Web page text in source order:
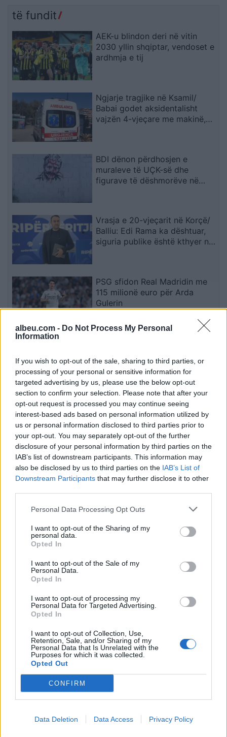
albeu.com - Do Not Process My Personal
Information
If you wish to opt-out of the sale, sharing to third parties, or
processing of your personal or sensitive information for
targeted advertising by us, please use the below opt-out
section to confirm your selection. Please note that after your
opt-out request is processed you may continue seeing
interest-based ads based on personal information utilized by
us or personal information disclosed to third parties prior to
your opt-out. You may separately opt-out of the further
disclosure of your personal information by third parties on the
IAB’s list of downstream participants. This information may
also be disclosed by us to third parties on the IAB’s List of
Downstream Participants that may further disclose it to other
Personal Data Processing Opt Outs
I want to opt-out of the Sharing of my
personal data.
Opted In
I want to opt-out of the Sale of my
Personal Data.
Opted In
I want to opt-out of processing my
Personal Data for Targeted Advertising.
Opted In
I want to opt-out of Collection, Use,
Retention, Sale, and/or Sharing of my
Personal Data that Is Unrelated with the
Purposes for which it was collected.
Opted Out
CONFIRM
Data Deletion Data Access Privacy Policy
të fundit
AEK-u blindon deri në vitin
2030 yllin shqiptar, vendoset e
ardhmja e tij
Ngjarje tragjike në Ksamil/
Babai godet aksidentalisht
vajzën 4-vjeçare me makinë,
BDI dënon përdhosjen e
muraleve të UÇK-së dhe
figurave të dëshmorëve në
Vrasja e 20-vjeçarit në Korçë/
Balliu: Edi Rama ka dështuar,
siguria publike është kthyer në
PSG sfidon Real Madridin me
115 milionë euro për Arda
Gulerin
manipuluar persona realë
NASA konfirmon: Fragmenti i
raketës SpaceX do të godasë
Hënën, por s’ka kërcënim për
Tokën
Esim for Global|Esim for Europe|Esim for Caribbean
Esim for USA|
for Turkey|Esim for Germany|Esim for Greece|Esim
Esim for World Cup 2026
Arabia|Esim for Egypt|Esim for United Arab
for China| Esim for United Kingdom |Esim for Africa